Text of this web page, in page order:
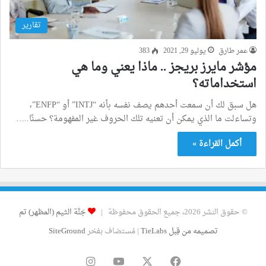
تقارير
عمر طارق يوليو 29, 2021 383
مؤشر مايرز بريجز .. ماذا يعني وما هي
استخداماته؟
هل سبق لك أن سمعت أحدهم يصف نفسه بأنه “INTJ” أو “ENFP”،
وتساءلت ما الذي يمكن أن تعنيه تلك الحروف غير المفهومة؟ حسنًا..…
أكمل القراءة »
© حقوق النشر 2026، جميع الحقوق محفوظة |
جَنَّة الثيم (المظهر) تم
تصميمه من قِبل TieLabs
| مُستضاف بفخرSiteGround
فيسبوك ‫YouTube